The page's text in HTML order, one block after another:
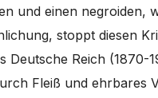
und einen negroiden,
stoppt diesen
Deutsche Reich (1870-
Fleiß und ehrbares